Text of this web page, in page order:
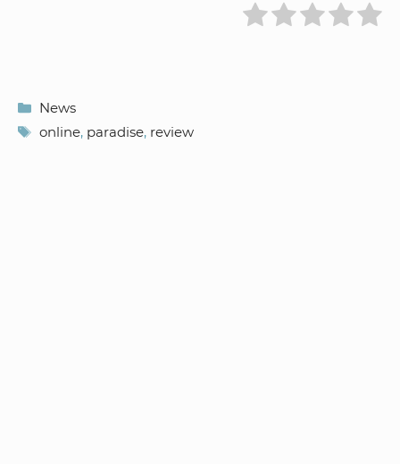
Kategorien
News
Schlagwörter
online, paradise, review